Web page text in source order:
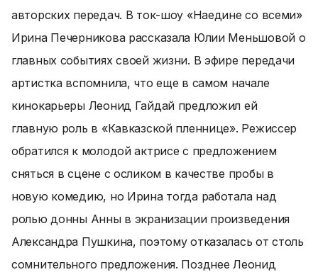
авторских передач. В ток-шоу «Наедине со всеми»
Ирина Печерникова рассказала Юлии Меньшовой о
главных событиях своей жизни. В эфире передачи
артистка вспомнила, что еще в самом начале
кинокарьеры Леонид Гайдай предложил ей
главную роль в «Кавказской пленнице». Режиссер
обратился к молодой актрисе с предложением
сняться в сцене с осликом в качестве пробы в
новую комедию, но Ирина тогда работала над
ролью донны Анны в экранизации произведения
Александра Пушкина, поэтому отказалась от столь
сомнительного предложения. Позднее Леонид